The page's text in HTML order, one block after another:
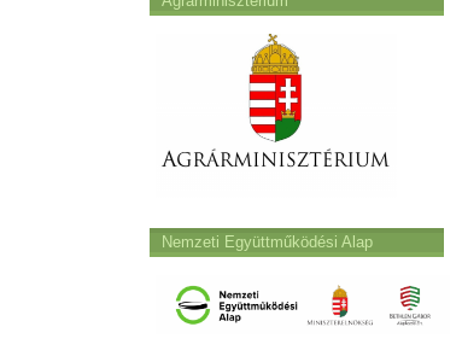
Nemzeti Együttműködési Alap